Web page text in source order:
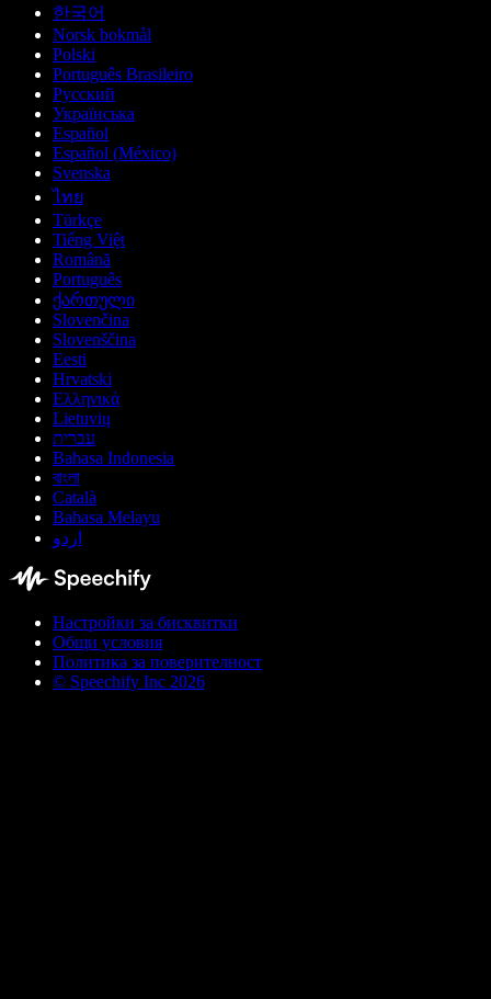
한국어
Norsk bokmål
Polski
Português Brasileiro
Русский
Українська
Español
Español (México)
Svenska
ไทย
Türkçe
Tiếng Việt
Română
Português
ქართული
Slovenčina
Slovenščina
Eesti
Hrvatski
Ελληνικά
Lietuvių
עברית
Bahasa Indonesia
বাংলা
Català
Bahasa Melayu
اردو
Настройки за бисквитки
Общи условия
Политика за поверителност
© Speechify Inc 2026